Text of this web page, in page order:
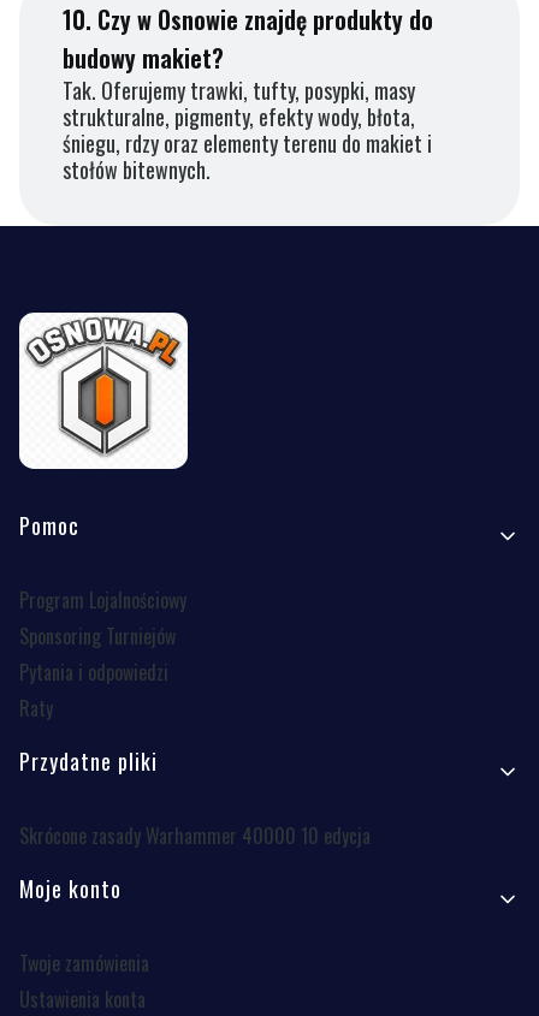
10. Czy w Osnowie znajdę produkty do
budowy makiet?
Tak. Oferujemy trawki, tufty, posypki, masy
strukturalne, pigmenty, efekty wody, błota,
śniegu, rdzy oraz elementy terenu do makiet i
stołów bitewnych.
Linki w stopce
Pomoc
Program Lojalnościowy
Sponsoring Turniejów
Pytania i odpowiedzi
Raty
Przydatne pliki
Skrócone zasady Warhammer 40000 10 edycja
Moje konto
Twoje zamówienia
Ustawienia konta